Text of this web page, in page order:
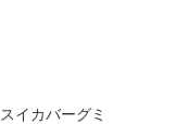
スイカバーグミ